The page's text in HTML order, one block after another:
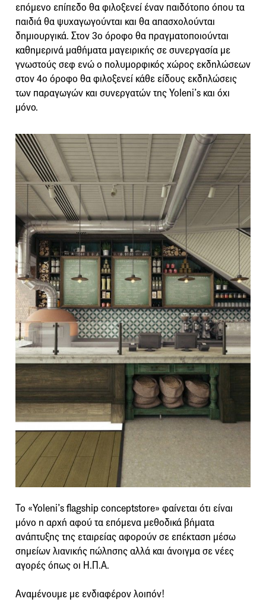
επόμενο επίπεδο θα φιλοξενεί έναν παιδότοπο όπου τα
παιδιά θα ψυχαγωγούνται και θα απασχολούνται
δημιουργικά. Στον 3ο όροφο θα πραγματοποιούνται
καθημερινά μαθήματα μαγειρικής σε συνεργασία με
γνωστούς σεφ ενώ ο πολυμορφικός χώρος εκδηλώσεων
στον 4ο όροφο θα φιλοξενεί κάθε είδους εκδηλώσεις
των παραγωγών και συνεργατών της Yoleni’s και όχι
μόνο.
Το «Yoleni’s flagship conceptstore» φαίνεται ότι είναι
μόνο η αρχή αφού τα επόμενα μεθοδικά βήματα
ανάπτυξης της εταιρείας αφορούν σε επέκταση μέσω
σημείων λιανικής πώλησης αλλά και άνοιγμα σε νέες
αγορές όπως οι Η.Π.Α.
Αναμένουμε με ενδιαφέρον λοιπόν!